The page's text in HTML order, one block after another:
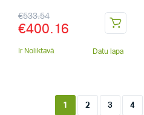
€533.54
€400.16
Ir Noliktavā Datu lapa
1 2 3 4